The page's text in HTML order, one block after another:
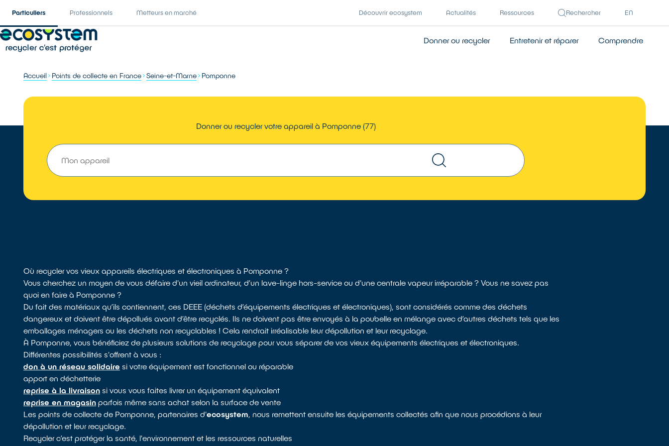
Particuliers Professionnels Metteurs en marché Découvrir ecosystem Actualités Ressources Rechercher EN
Donner ou recycler Entretenir et réparer Comprendre
Accueil Points de collecte en France Seine-et-Marne Pomponne
Donner ou recycler votre appareil à Pomponne (77)
Où recycler vos vieux appareils électriques et électroniques à Pomponne ?
Vous cherchez un moyen de vous défaire d'un vieil ordinateur, d’un lave-linge hors-service ou d'une centrale vapeur irréparable ? Vous ne savez pas
quoi en faire à Pomponne ?
Du fait des matériaux qu’ils contiennent, ces DEEE (déchets d’équipements électriques et électroniques), sont considérés comme des déchets
dangereux et doivent être dépollués avant d’être recyclés. Ils ne doivent pas être envoyés à la poubelle en mélange avec d’autres déchets tels que les
emballages ménagers ou les déchets non recyclables ! Cela rendrait irréalisable leur dépollution et leur recyclage.
À Pomponne, vous bénéficiez de plusieurs solutions de recyclage pour vous séparer de vos vieux équipements électriques et électroniques.
Différentes possibilités s'offrent à vous :
don à un réseau solidaire si votre équipement est fonctionnel ou réparable
apport en déchetterie
reprise à la livraison si vous vous faites livrer un équipement équivalent
reprise en magasin parfois même sans achat selon la surface de vente
Les points de collecte de Pomponne, partenaires d'ecosystem, nous remettent ensuite les équipements collectés afin que nous procédions à leur
dépollution et leur recyclage.
Recycler c’est protéger la santé, l'environnement et les ressources naturelles